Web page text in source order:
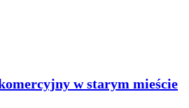
w starym mieście